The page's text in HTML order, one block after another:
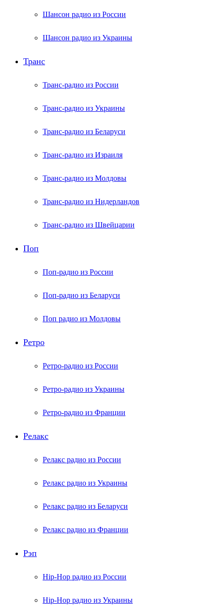
Шансон радио из России
Шансон радио из Украины
Транс
Транс-радио из России
Транс-радио из Украины
Транс-радио из Беларуси
Транс-радио из Израиля
Транс-радио из Молдовы
Транс-радио из Нидерландов
Транс-радио из Швейцарии
Поп
Поп-радио из России
Поп-радио из Беларуси
Поп радио из Молдовы
Ретро
Ретро-радио из России
Ретро-радио из Украины
Ретро-радио из Франции
Релакс
Релакс радио из России
Релакс радио из Украины
Релакс радио из Беларуси
Релакс радио из Франции
Рэп
Hip-Hop радио из России
Hip-Hop радио из Украины